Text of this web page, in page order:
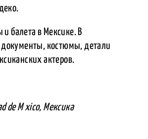
и балета в Мексике. В
документы, костюмы, детали
актеров.
de M xico, Мексика